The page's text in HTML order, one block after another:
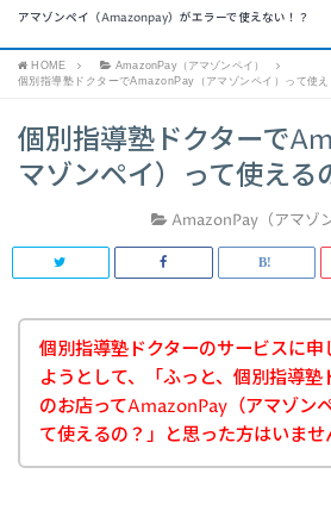
アマゾンペイ（Amazonpay）がエラーで使えない！？
HOME
AmazonPay（アマゾンペイ）
個別指導塾ドクターでAmazonPay（アマゾンペイ）って使え
個別指導塾ドクターで
マゾンペイ）って使える
AmazonPay（アマゾ
個別指導塾ドクターのサービスに申
ようとして、「ふっと、個別指導塾
のお店ってAmazonPay（アマゾン
て使えるの？」と思った方はいませ